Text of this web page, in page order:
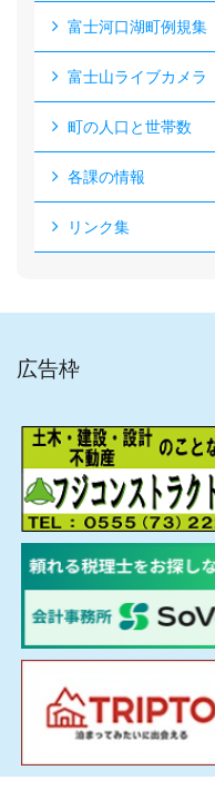
富士河口湖町例規集
富士山ライブカメラ
町の人口と世帯数
各課の情報
リンク集
広告枠